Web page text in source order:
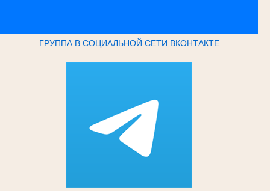
ГРУППА В СОЦИАЛЬНОЙ СЕТИ ВКОНТАКТЕ